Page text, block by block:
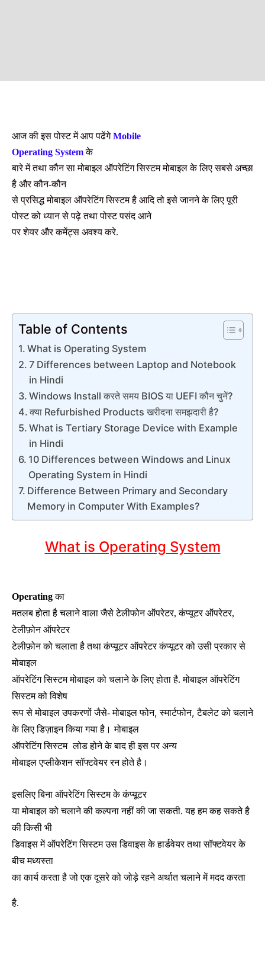
आज की इस पोस्ट में आप पढेंगेMobile
Operating System के
बारे में तथा कौन सा मोबाइल ऑपरेटिंग सिस्टम मोबाइल के लिए सबसे अच्छा
है और कौन-कौन
से प्रसिद्ध मोबाइल ऑपरेटिंग सिस्टम है आदितो इसे जानने के लिए पूरी
पोस्ट को ध्यान से पढ़े तथा पोस्ट पसंद आने
पर शेयर और कमेंट्स अवश्य करे.
Table of Contents
What is Operating System
7 Differences between Laptop and Notebook
in Hindi
Windows Install करते समय BIOS या UEFI कौन चुनें?
क्या Refurbished Products खरीदना समझदारी है?
What is Tertiary Storage Device with Example
in Hindi
10 Differences between Windows and Linux
Operating System in Hindi
Difference Between Primary and Secondary
Memory in Computer With Examples?
What is Operating System
Operatingका
मतलब होता है चलाने वाला जैसे टेलीफोन ऑपरेटर, कंप्यूटर ऑपरेटर,
टेलीफ़ोन ऑपरेटर
टेलीफ़ोन को चलाता है तथा कंप्यूटर ऑपरेटर कंप्यूटर को उसी प्रकार से
मोबाइल
ऑपरेटिंग सिस्टम मोबाइल को चलाने के लिए होता है. मोबाइल ऑपरेटिंग
सिस्टम को विशेष
रूप से मोबाइल उपकरणों जैसे- मोबाइल फोन,स्मार्टफोन,टैबलेट को चलाने
के लिए डिज़ाइन किया गया है। मोबाइल
ऑपरेटिंग सिस्टम लोड होने के बाद ही इस पर अन्य
मोबाइल एप्लीकेशन सॉफ्टवेयर रन होते है।
इसलिए बिना ऑपरेटिंग सिस्टम के कंप्यूटर
या मोबाइल को चलाने की कल्पना नहीं की जा सकती. यह हम कह सकते है
की किसी भी
डिवाइस में ऑपरेटिंग सिस्टम उस डिवाइस के हार्डवेयर तथा सॉफ्टवेयर के
बीच मध्यस्ता
का कार्य करता है जो एक दूसरे को जोड़े रहने अर्थात चलाने में मदद करता
है.